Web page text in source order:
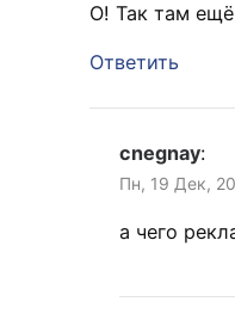
О! Так там
Ответить
cnegnay:
Пн, 19 Дек,
а чего